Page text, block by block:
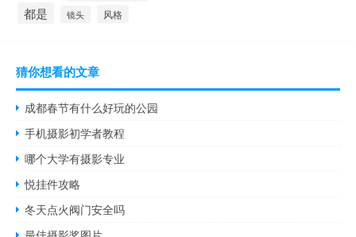
都是
镜头 风格
猜你想看的文章
成都春节有什么好玩的公园
手机摄影初学者教程
哪个大学有摄影专业
悦挂件攻略
冬天点火阀门安全吗